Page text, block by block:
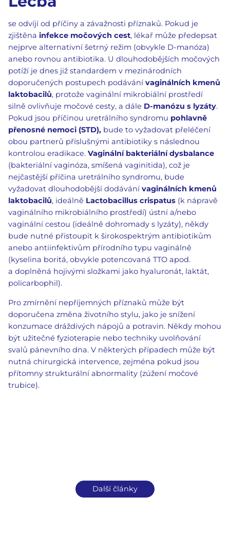
se odvíjí od příčiny a závažnosti příznaků. Pokud je
zjištěna infekce močových cest, lékař může předepsat
nejprve alternativní šetrný režim (obvykle D-manóza)
anebo rovnou antibiotika. U dlouhodobějších močových
potíží je dnes již standardem v mezinárodních
doporučených postupech podávání vaginálních kmenů
laktobacilů, protože vaginální mikrobiální prostředí
silně ovlivňuje močové cesty, a dále D-manózu s lyzáty.
Pokud jsou příčinou uretrálního syndromu pohlavně
přenosné nemoci (STD), bude to vyžadovat přeléčení
obou partnerů příslušnými antibiotiky s následnou
kontrolou eradikace. Vaginální bakteriální dysbalance
(bakteriální vaginóza, smíšená vaginitida), což je
nejčastější příčina uretrálního syndromu, bude
vyžadovat dlouhodobější dodávání vaginálních kmenů
laktobacilů, ideálně Lactobacillus crispatus (k nápravě
vaginálního mikrobiálního prostředí) ústní a/nebo
vaginální cestou (ideálně dohromady s lyzáty), někdy
bude nutné přistoupit k širokospektrým antibiotikům
anebo antiinfektivům přírodního typu vaginálně
(kyselina boritá, obvykle potencovaná TTO apod.
a doplněná hojivými složkami jako hyaluronát, laktát,
policarbophil).
Pro zmírnění nepříjemných příznaků může být
doporučena změna životního stylu, jako je snížení
konzumace dráždivých nápojů a potravin. Někdy mohou
být užitečné fyzioterapie nebo techniky uvolňování
svalů pánevního dna. V některých případech může být
nutná chirurgická intervence, zejména pokud jsou
přítomny strukturální abnormality (zúžení močové
trubice).
Další články